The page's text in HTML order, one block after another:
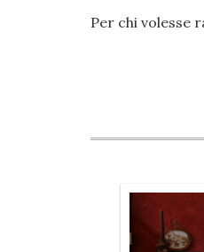
Per chi volesse